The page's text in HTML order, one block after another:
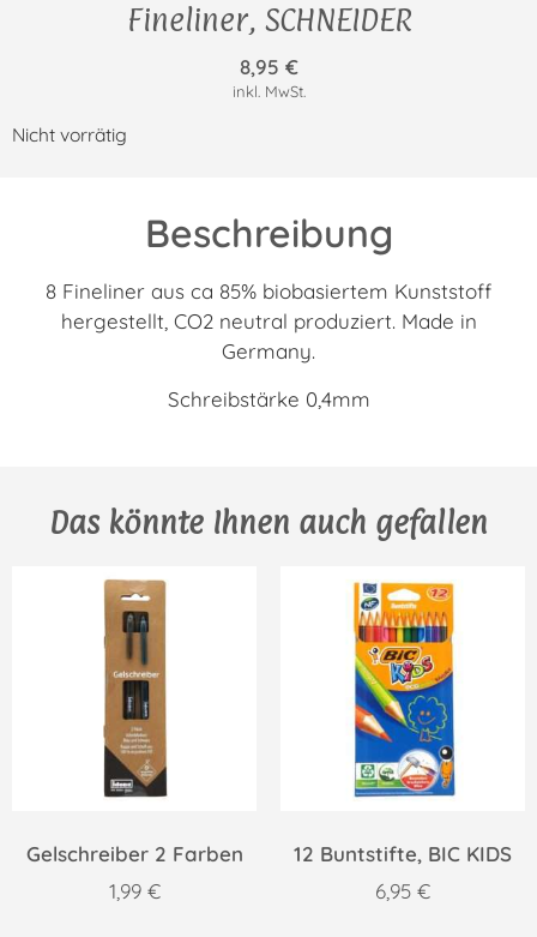
Fineliner, SCHNEIDER
8,95 €
inkl. MwSt.
Nicht vorrätig
Beschreibung
8 Fineliner aus ca 85% biobasiertem Kunststoff
hergestellt, CO2 neutral produziert. Made in
Germany.
Schreibstärke 0,4mm
Das könnte Ihnen auch gefallen
Gelschreiber 2 Farben
1,99 €
12 Buntstifte, BIC KIDS
6,95 €